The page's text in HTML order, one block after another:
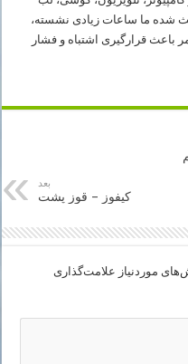
شده ما ساعات زیادی نشسته،
باعث قرارگیری اشتباه و فشار
بعد
کیفوز – قوز پشت
موردنیاز علامت‌گذاری